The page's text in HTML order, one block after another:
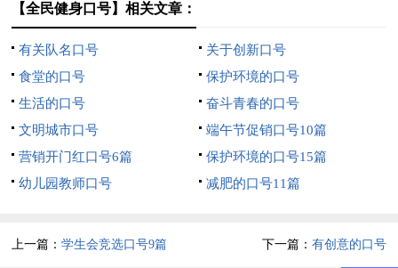
【全民健身口号】相关文章：
有关队名口号
关于创新口号
食堂的口号
保护环境的口号
生活的口号
奋斗青春的口号
文明城市口号
端午节促销口号10篇
营销开门红口号6篇
保护环境的口号15篇
幼儿园教师口号
减肥的口号11篇
上一篇：学生会竞选口号9篇 下一篇： 有创意的口号